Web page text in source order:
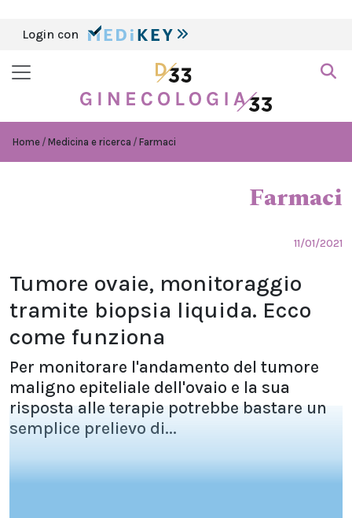
Login con
Home Medicina e ricerca Farmaci
Farmaci
11/01/2021
Tumore ovaie, monitoraggio
tramite biopsia liquida. Ecco
come funziona
Per monitorare l'andamento del tumore
maligno epiteliale dell'ovaio e la sua
risposta alle terapie potrebbe bastare un
semplice prelievo di...